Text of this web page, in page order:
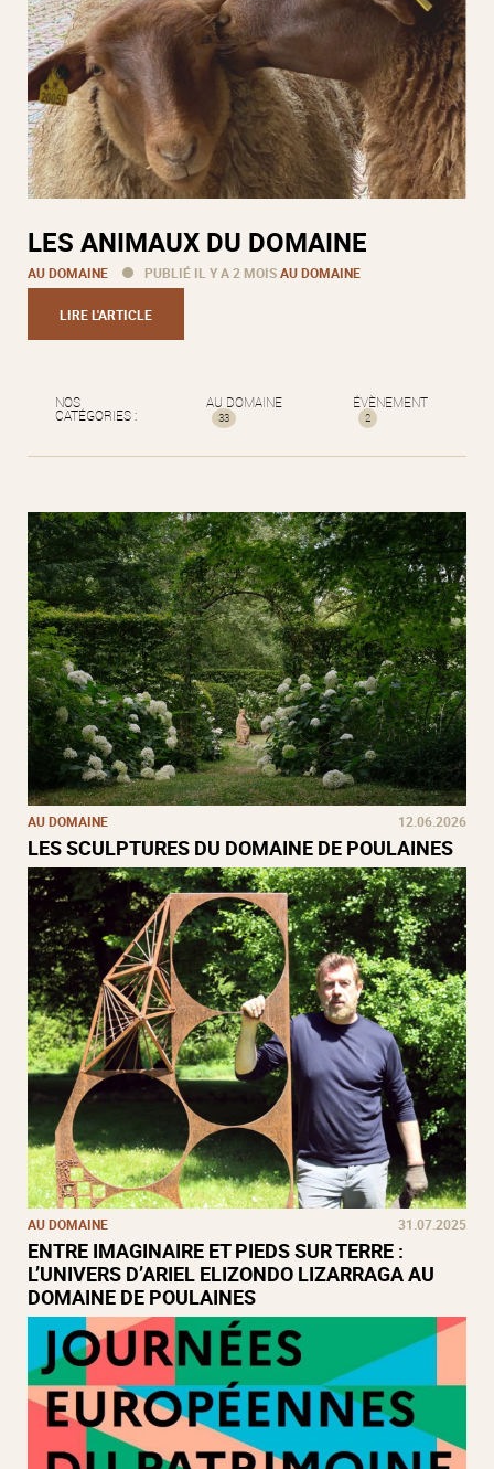
LES ANIMAUX DU DOMAINE
AU DOMAINE PUBLIÉ IL Y A 2 MOISAU DOMAINE
LIRE L'ARTICLE
NOS
CATÉGORIES :
AU DOMAINE
33
ÉVÈNEMENT
2
AU DOMAINE 12.06.2026
LES SCULPTURES DU DOMAINE DE POULAINES
AU DOMAINE 31.07.2025
ENTRE IMAGINAIRE ET PIEDS SUR TERRE :
L’UNIVERS D’ARIEL ELIZONDO LIZARRAGA AU
DOMAINE DE POULAINES